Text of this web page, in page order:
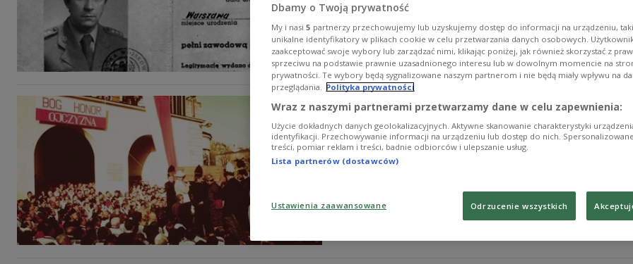
Zobacz więcej na temat:
TYLKO U NAS Ksiądz Jerzy Popiełuszko.
Ksiądz Jerzy Popiełuszko był wrogiem dla
śmierci. Kiedy prymas Polski kardynał Józef Glemp
obok kościoła św. Stanisława Kostki na warszawskim
Jerzy Popiełuszko PRL komunizm
Kościół katolicki
Dbamy o Twoją prywatność
My i nasi 5 partnerzy przechowujemy lub uzyskujemy dostęp do informacji na urządzeniu,
unikalne identyfikatory w plikach cookie w celu przetwarzania danych osobowych.
zaakceptować swoje wybory lub zarządzać nimi, klikając poniżej, jak również skorzystać z
sprzeciwu na podstawie prawnie uzasadnionego interesu lub w dowolnym momencie na
prywatności. Te wybory będą sygnalizowane naszym partnerom i nie będą miały wpływu na
przeglądania. Polityka prywatności
Wraz z naszymi partnerami przetwarzamy dane w celu zapewnienia:
Użycie dokładnych danych geolokalizacyjnych. Aktywne skanowanie charakterystyki
identyfikacji. Przechowywanie informacji na urządzeniu lub dostęp do nich.
treści, pomiar reklam i treści, badnie odbiorców i ulepszanie usług.
Lista partnerów (dostawców)
Ustawienia zaawansowane Odrzucenie wszystkich